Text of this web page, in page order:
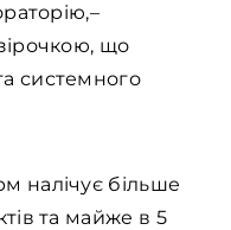
що
системного
налічує більше
та майже в 5